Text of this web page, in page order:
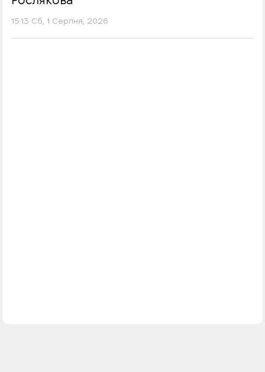
15:13 Сб, 1 Серпня, 2026